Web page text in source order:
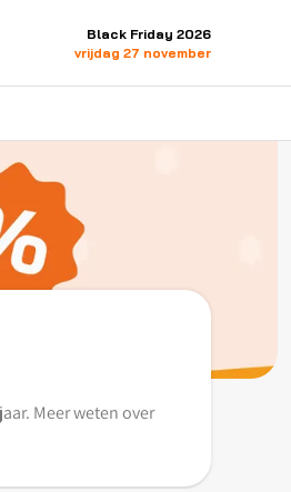
Black Friday 2026
vrijdag 27 november
Meer weten over